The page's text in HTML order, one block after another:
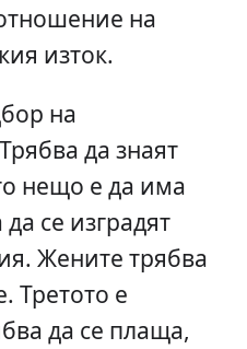
на
изток.
на
да знаят
нещо е да има
се изградят
Жените трябва
Третото е
да се плаща,